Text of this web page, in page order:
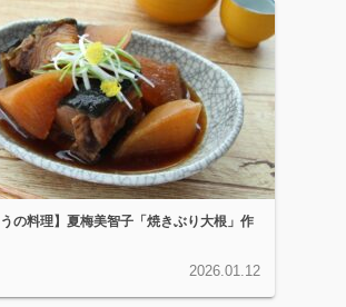
の料理】夏梅美智子「焼きぶり大根」作
2026.01.12